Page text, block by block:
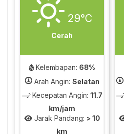
29°C
Cerah
Kelembapan: 68%
Arah Angin: Selatan
Kecepatan Angin: 11.7
km/jam
Jarak Pandang: > 10
km